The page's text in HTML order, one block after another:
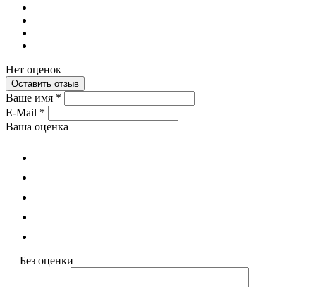
Нет оценок
Оставить отзыв
Ваше имя *
E-Mail *
Ваша оценка
— Без оценки